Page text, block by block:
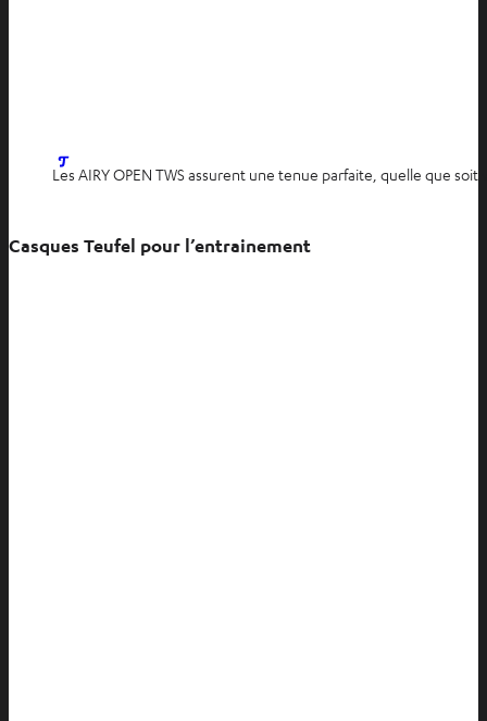
Les AIRY OPEN TWS assurent une tenue parfaite, quelle que
Casques Teufel pour l’entrainement